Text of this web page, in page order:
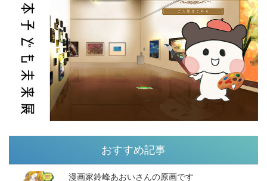
おすすめ記事
漫画家鈴峰あおいさんの原画です